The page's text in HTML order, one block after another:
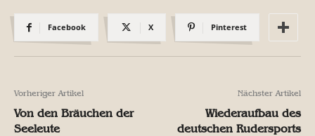
Facebook X Pinterest
Vorheriger Artikel
Von den Bräuchen der
Seeleute
Nächster Artikel
Wiederaufbau des
deutschen Rudersports